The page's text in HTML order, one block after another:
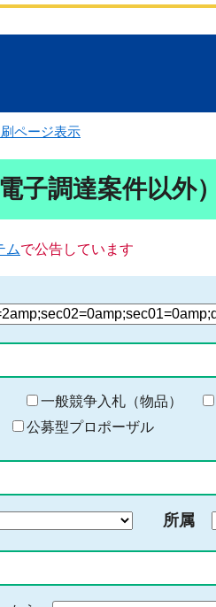
ページ表示
子調達案件以外）
ムで公告しています
一般競争入札（物品）
公募型プロポーザル
所属